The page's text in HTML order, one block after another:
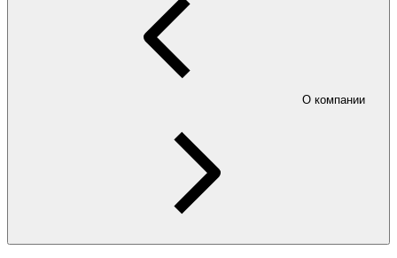
О компании